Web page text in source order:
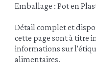
Emballage : Pot en
Détail complet et
cette page sont à titre
informations sur
alimentaires.